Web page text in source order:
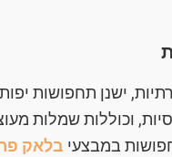
ישנן תחפושות
וכוללות שמלות
במבצעי בלאק